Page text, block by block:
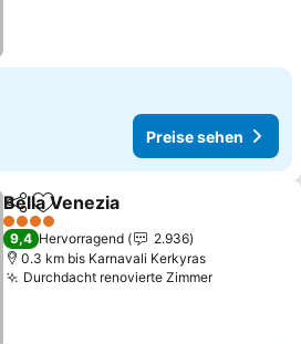
Preise sehen
TeilenZu Favoriten hinzufügen
Bella Venezia
4 Sterne
9,4 Hervorragend
2.936
0.3 km bis Karnavali Kerkyras
Durchdacht renovierte Zimmer